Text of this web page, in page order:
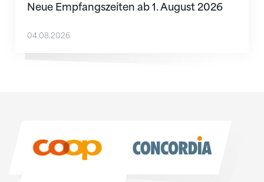
Neue Empfangszeiten ab 1. August 2026
04.08.2026